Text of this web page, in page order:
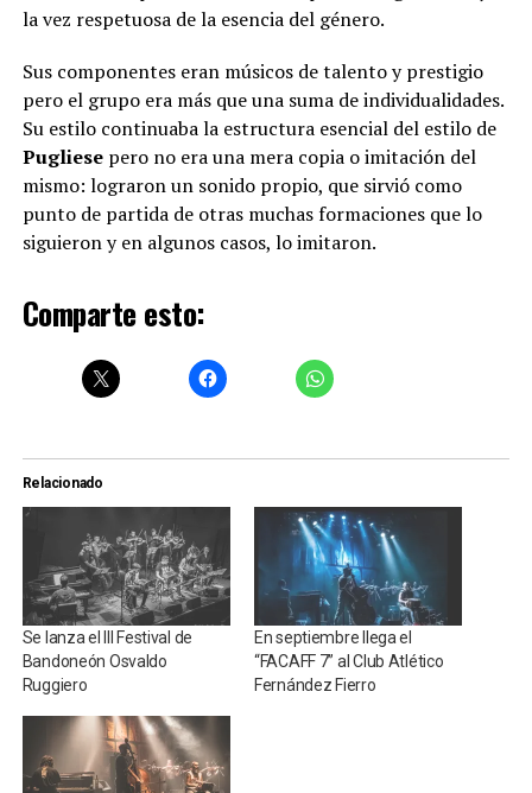
la vez respetuosa de la esencia del género.
Sus componentes eran músicos de talento y prestigio
pero el grupo era más que una suma de individualidades.
Su estilo continuaba la estructura esencial del estilo de
Pugliese pero no era una mera copia o imitación del
mismo: lograron un sonido propio, que sirvió como
punto de partida de otras muchas formaciones que lo
siguieron y en algunos casos, lo imitaron.
Comparte esto:
Relacionado
Se lanza el III Festival de
Bandoneón Osvaldo
Ruggiero
En septiembre llega el
“FACAFF 7” al Club Atlético
Fernández Fierro